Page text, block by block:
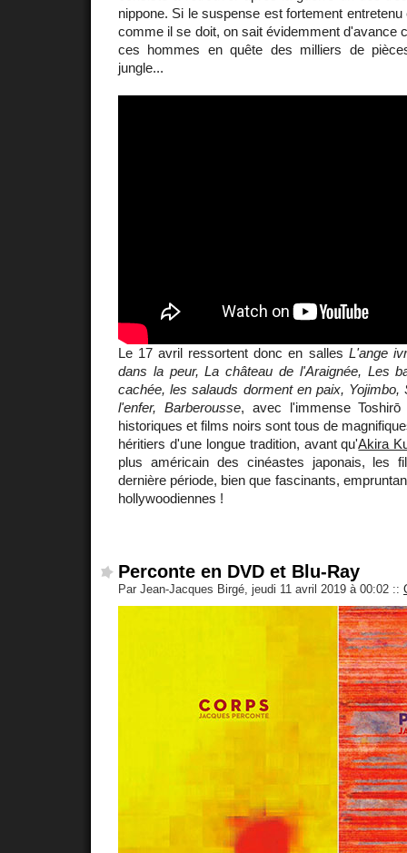
nippone. Si le suspense est fortement
comme il se doit, on sait évidemment d'avance
ces hommes en quête des milliers de
jungle...
Le 17 avril ressortent donc en salles L'ange
dans la peur, La château de l'Araignée, Les
cachée, les salauds dorment en paix, Yojimbo,
l'enfer, Barberousse, avec l'immense
historiques et films noirs sont tous de
héritiers d'une longue tradition, avant qu'Akira
plus américain des cinéastes japonais, les
dernière période, bien que fascinants,
hollywoodiennes !
Perconte en DVD et Blu-Ray
Par Jean-Jacques Birgé, jeudi 11 avril 2019 à 00:02 ::